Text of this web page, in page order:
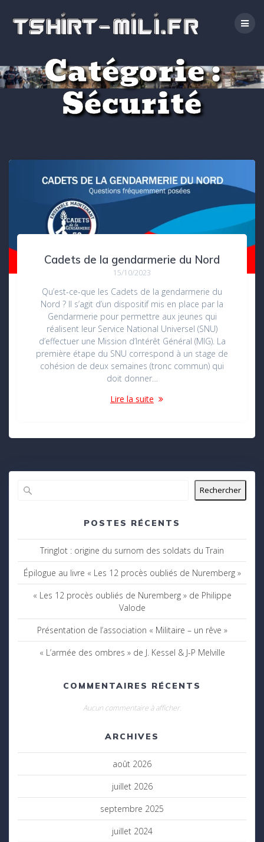
au
contenu
Catégorie :
Sécurité
Cadets de la gendarmerie du Nord
15/10/2023
Qu’est-ce-que les Cadets de la gendarmerie du
Nord ? Il s’agit d’un dispositif mis en place par la
Gendarmerie pour permettre aux jeunes qui
réalisent leur Service National Universel (SNU)
d’effectuer une Mission d’Intérêt Général (MIG). La
première étape du SNU correspond à un stage de
cohésion de deux semaines (tronc commun) qui
doit donner…
Lire la suite
Rechercher
POSTES RÉCENTS
Tringlot : origine du surnom des soldats du Train
Épilogue au livre « Les 12 procès oubliés de Nuremberg »
« Les 12 procès oubliés de Nuremberg » de Philippe
Valode
Présentation de l’association « Militaire – un rêve »
« L’armée des ombres » de J. Kessel & J-P Melville
COMMENTAIRES RÉCENTS
Aucun commentaire à afficher.
ARCHIVES
août 2026
juillet 2026
septembre 2025
juillet 2024